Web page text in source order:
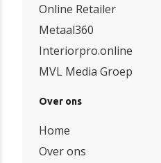
Online Retailer
Metaal360
Interiorpro.online
MVL Media Groep
Over ons
Home
Over ons